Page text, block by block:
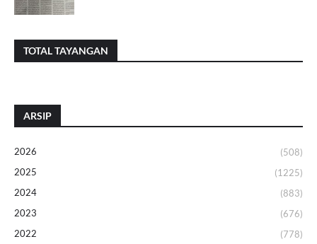
TOTAL TAYANGAN
ARSIP
2026
(508)
2025
(1225)
2024
(883)
2023
(676)
2022
(778)